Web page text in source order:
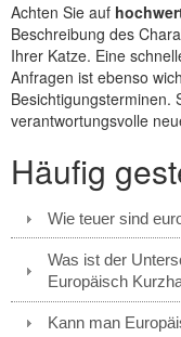
Achten Sie auf
Beschreibung des
Ihrer Katze. Eine
Anfragen ist ebenso
Besichtigungsterminen.
verantwortungsvolle
Häufig
Wie teuer sind
Was ist der
Europäisch
Kann man